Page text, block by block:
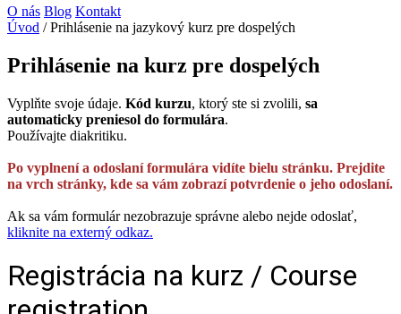
O nás Blog Kontakt
Úvod /Prihlásenie na jazykový kurz pre dospelých
Prihlásenie na kurz pre dospelých
Vyplňte svoje údaje. Kód kurzu, ktorý ste si zvolili, sa
automaticky preniesol do formulára.
Používajte diakritiku.
Po vyplnení a odoslaní formulára vidíte bielu stránku. Prejdite
na vrch stránky, kde sa vám zobrazí potvrdenie o jeho odoslaní.
Ak sa vám formulár nezobrazuje správne alebo nejde odoslať,
kliknite na externý odkaz.